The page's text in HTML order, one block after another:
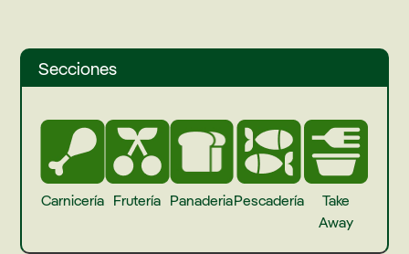
Secciones
Carnicería Frutería PanaderiaPescadería
Take
Away